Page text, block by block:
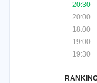
20:30
20:00
18:00
19:00
19:30